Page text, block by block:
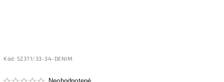
Kód: 52371/33-34-DENIM